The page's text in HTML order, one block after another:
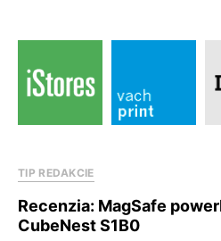
TIP REDAKCIE
Recenzia: MagSafe
CubeNest S1B0